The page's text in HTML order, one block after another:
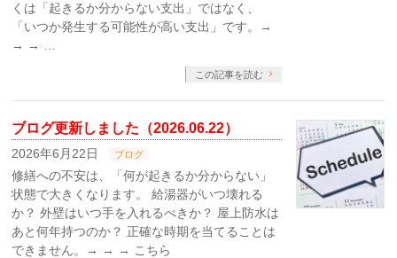
くは「起きるか分からない支出」ではなく、
「いつか発生する可能性が高い支出」です。→
→ → …
この記事を読む
ブログ更新しました（2026.06.22）
2026年6月22日 ブログ
修繕への不安は、「何が起きるか分からない」
状態で大きくなります。 給湯器がいつ壊れる
か？ 外壁はいつ手を入れるべきか？ 屋上防水は
あと何年持つのか？ 正確な時期を当てることは
できません。→ → → こちら